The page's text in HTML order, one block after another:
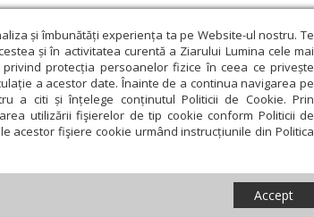
și îmbunătăți experiența ta pe Website-ul nostru. Te
și în activitatea curentă a Ziarului Lumina cele mai
privind protecția persoanelor fizice în ceea ce privește
a acestor date. Înainte de a continua navigarea pe
a citi și înțelege conținutul Politicii de Cookie. Prin
utilizării fişierelor de tip cookie conform Politicii de
acestor fişiere cookie urmând instrucțiunile din Politica
Accept